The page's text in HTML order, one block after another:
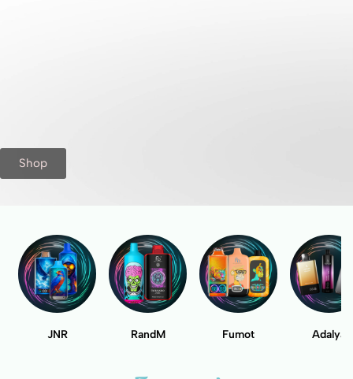
Shop
JNR RandM Fumot Adalya